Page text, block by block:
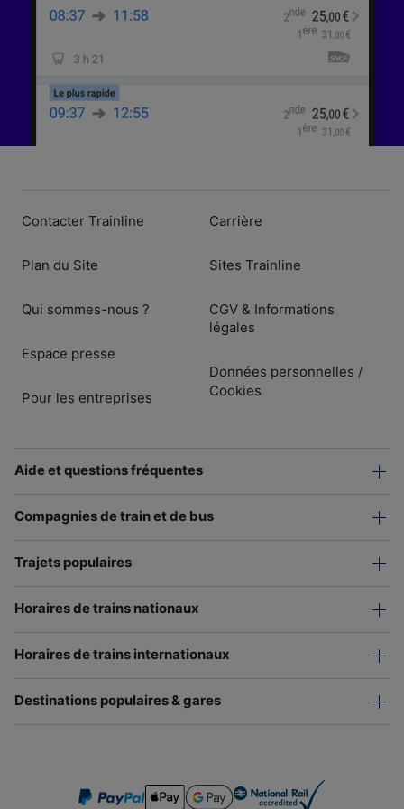
Contacter Trainline
Plan du Site
Qui sommes-nous ?
Espace presse
Pour les entreprises
Carrière
Sites Trainline
CGV & Informations
légales
Données personnelles /
Cookies
Aide et questions fréquentes
Compagnies de train et de bus
Trajets populaires
Horaires de trains nationaux
Horaires de trains internationaux
Destinations populaires & gares